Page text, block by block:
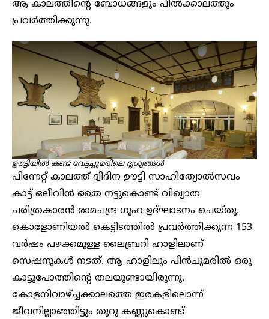
ആ കാലത്തിന്റെ ബോധങ്ങളും പില്‍ക്കാലത്തും
പ്രവര്‍ത്തിക്കുന്നു.
ഊട്ടിയില്‍ കണ്ട വേട്ടച്ചുമരിലെ ദൃശ്യങ്ങള്‍
പിന്നേറ്റ് കാലത്ത് ദ്വിദിന ഊട്ടി സാഹിത്യോല്‍സവം
കാട്ട് ഒലീവിന്‍ തൈ നട്ടുകൊണ്ട് വിഖ്യാത
ചരിത്രകാരന്‍ രാമചന്ദ്ര ഗുഹ ഉദ്ഘാടനം ചെയ്തു.
കൊളോണിയല്‍ കെട്ടിടത്തില്‍ പ്രവര്‍ത്തിക്കുന്ന 153
വര്‍ഷം പഴക്കമുള്ള ലൈബ്രറി ഹാളിലാണ്
സെഷനുകള്‍ നടത്. ആ ഹാളിലും പിന്‍ചുമരില്‍ ഒരു
കാട്ടുപോത്തിന്റെ തലയുണ്ടായിരുന്നു.
കോളനിവാഴ്ച്ചക്കാലത്തെ ഇരകളിലൊന്ന്
ജീവനില്ലാഞ്ഞിട്ടും തുറു കണ്ണുകൊണ്ട്